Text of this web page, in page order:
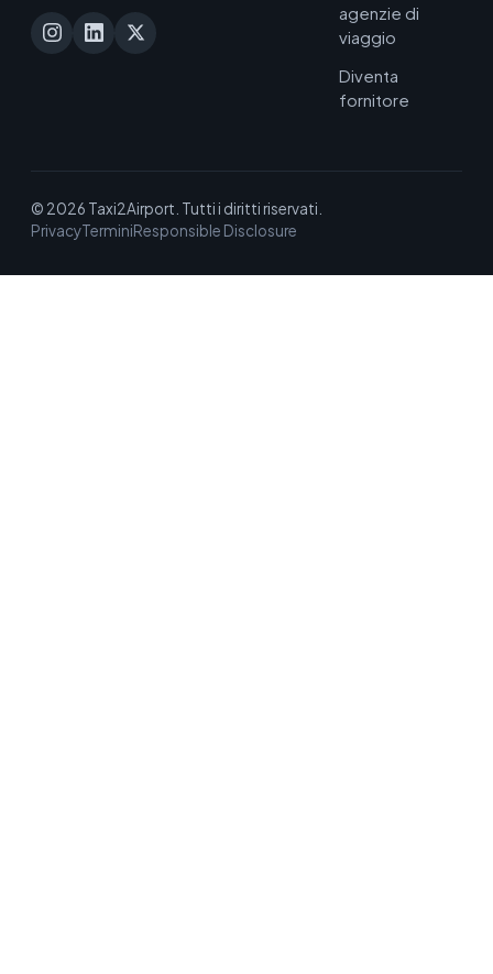
agenzie di
viaggio
Diventa
fornitore
© 2026 Taxi2Airport. Tutti i diritti riservati.
PrivacyTerminiResponsible Disclosure